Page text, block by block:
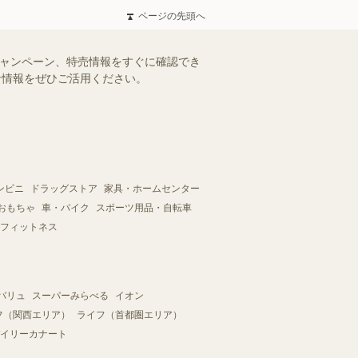
ページの先頭へ
ンペーン、特売情報をすぐに確認でき
報をぜひご活用ください。
ビニ ドラッグストア
家具・ホームセンター
もちゃ
車・バイク
スポーツ用品・自転車
ィットネス
リュ スーパーみらべる
イオン
関西エリア）
ライフ（首都圏エリア）
リーカナート